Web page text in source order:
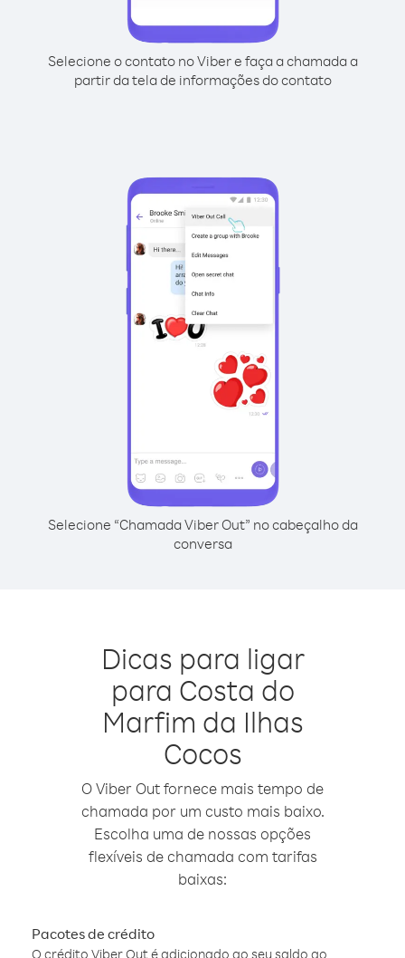
Selecione o contato no Viber e faça a chamada a
partir da tela de informações do contato
Selecione “Chamada Viber Out” no cabeçalho da
conversa
Dicas para ligar
para Costa do
Marfim da Ilhas
Cocos
O Viber Out fornece mais tempo de
chamada por um custo mais baixo.
Escolha uma de nossas opções
flexíveis de chamada com tarifas
baixas:
Pacotes de crédito
O crédito Viber Out é adicionado ao seu saldo ao